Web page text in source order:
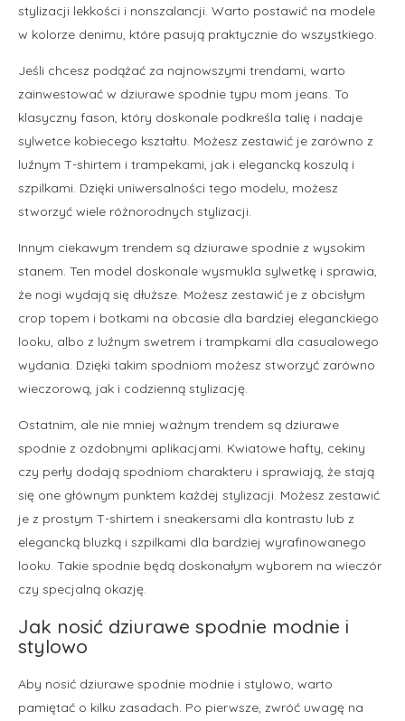
stylizacji lekkości i nonszalancji. Warto postawić na modele
w kolorze denimu, które pasują praktycznie do wszystkiego.
Jeśli chcesz podążać za najnowszymi trendami, warto
zainwestować w dziurawe spodnie typu mom jeans. To
klasyczny fason, który doskonale podkreśla talię i nadaje
sylwetce kobiecego kształtu. Możesz zestawić je zarówno z
luźnym T-shirtem i trampekami, jak i elegancką koszulą i
szpilkami. Dzięki uniwersalności tego modelu, możesz
stworzyć wiele różnorodnych stylizacji.
Innym ciekawym trendem są dziurawe spodnie z wysokim
stanem. Ten model doskonale wysmukla sylwetkę i sprawia,
że nogi wydają się dłuższe. Możesz zestawić je z obcisłym
crop topem i botkami na obcasie dla bardziej eleganckiego
looku, albo z luźnym swetrem i trampkami dla casualowego
wydania. Dzięki takim spodniom możesz stworzyć zarówno
wieczorową, jak i codzienną stylizację.
Ostatnim, ale nie mniej ważnym trendem są dziurawe
spodnie z ozdobnymi aplikacjami. Kwiatowe hafty, cekiny
czy perły dodają spodniom charakteru i sprawiają, że stają
się one głównym punktem każdej stylizacji. Możesz zestawić
je z prostym T-shirtem i sneakersami dla kontrastu lub z
elegancką bluzką i szpilkami dla bardziej wyrafinowanego
looku. Takie spodnie będą doskonałym wyborem na wieczór
czy specjalną okazję.
Jak nosić dziurawe spodnie modnie i
stylowo
Aby nosić dziurawe spodnie modnie i stylowo, warto
pamiętać o kilku zasadach. Po pierwsze, zwróć uwagę na